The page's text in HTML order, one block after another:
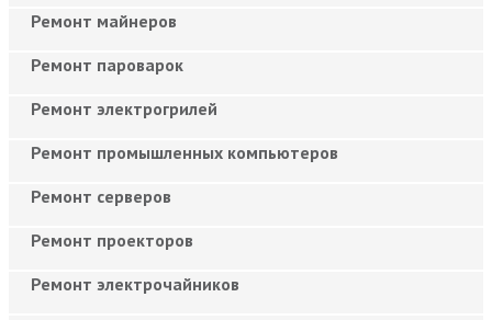
Ремонт майнеров
Ремонт пароварок
Ремонт электрогрилей
Ремонт промышленных компьютеров
Ремонт серверов
Ремонт проекторов
Ремонт электрочайников